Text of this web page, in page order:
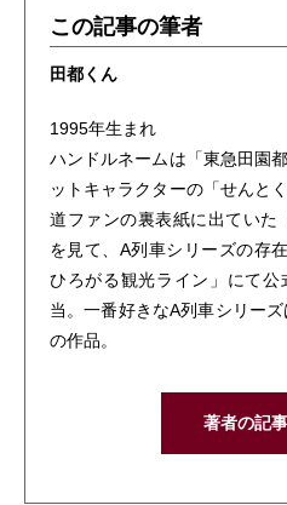
この記事の筆者
田都くん
1995年生まれ
ハンドルネームは「東急田園
ットキャラクターの「せんと
道ファンの裏表紙に出ていた
を見て、A列車シリーズの存
ひろがる観光ライン」にて公
当。一番好きなA列車シリー
の作品。
著者の記